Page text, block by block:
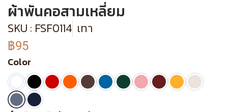
ผ้าพันคอสามเหลี่ยม
SKU : FSF0114 เทา
฿95
Color